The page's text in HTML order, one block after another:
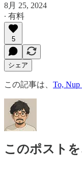
8月 25, 2024
∙ 有料
5
シェア
この記事は、 To, Nup
このポスト